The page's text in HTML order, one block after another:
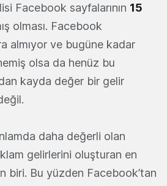
Facebook sayfalarının 15
olması. Facebook
almıyor ve bugüne kadar
olsa da henüz bu
kayda değer bir gelir
daha değerli olan
gelirlerini oluşturan en
biri. Bu yüzden Facebook’tan